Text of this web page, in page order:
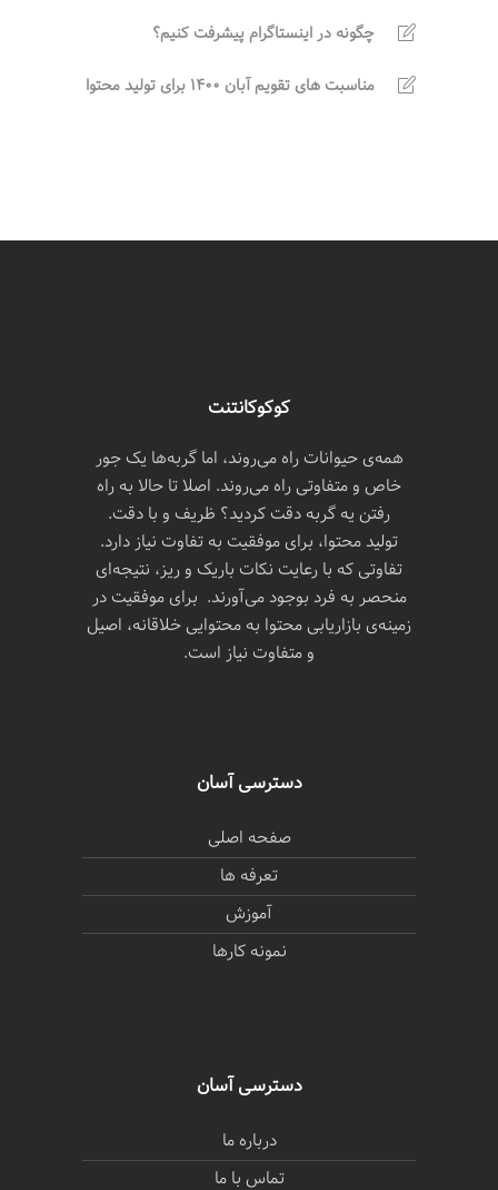
چگونه در اینستاگرام پیشرفت کنیم؟
مناسبت های تقویم آبان 1400 برای تولید محتوا
کوکوکانتنت
همه‌ی حیوانات راه می‌روند، اما گربه‌ها یک جور
خاص و متفاوتی راه می‌روند. اصلا تا حالا به راه
رفتن یه گربه دقت کردید؟ ظریف و با دقت.
تولید محتوا، برای موفقیت به تفاوت نیاز دارد.
تفاوتی که با رعایت نکات باریک و ریز، نتیجه‌ای
منحصر به فرد بوجود می‌آورند. برای موفقیت در
زمینه‌ی بازاریابی محتوا به محتوایی خلاقانه، اصیل
و متفاوت نیاز است.
دسترسی آسان
صفحه اصلی
تعرفه ها
آموزش
نمونه کارها
دسترسی آسان
درباره ما
تماس با ما